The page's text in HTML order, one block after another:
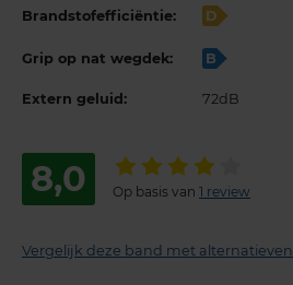
Brandstofefficiëntie: D
Grip op nat wegdek: B
Extern geluid: 72dB
8,0 Op basis van 1 review
Vergelijk deze band met alternatieven